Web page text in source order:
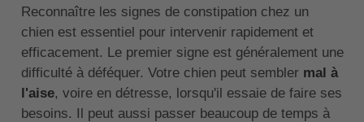
Reconnaître les signes de constipation chez un
chien est essentiel pour intervenir rapidement et
efficacement. Le premier signe est généralement une
difficulté à déféquer. Votre chien peut sembler mal à
l'aise, voire en détresse, lorsqu'il essaie de faire ses
besoins. Il peut aussi passer beaucoup de temps à